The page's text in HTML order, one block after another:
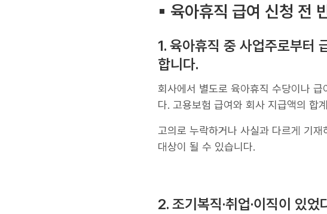
▪︎ 육아휴직 급여 신청 전
1. 육아휴직 중 사업주로부터
합니다.
회사에서 별도로 육아휴직 수당이나
다. 고용보험 급여와 회사 지급액의 합
고의로 누락하거나 사실과 다르게 기
대상이 될 수 있습니다.
2. 조기복직·취업·이직이 있